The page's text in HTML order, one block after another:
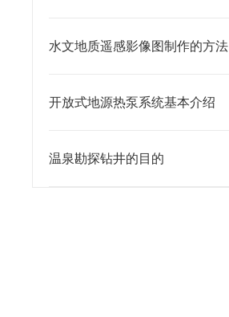
水文地质遥感影像图制作的方法
开放式地源热泵系统基本介绍
温泉勘探钻井的目的